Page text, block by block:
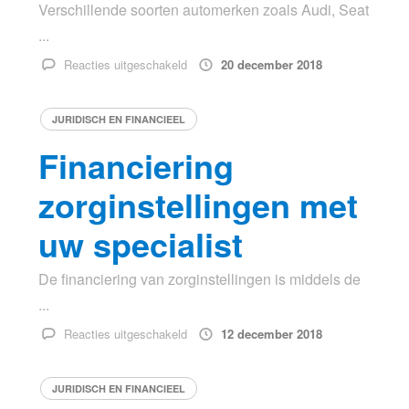
zo
Verschillende soorten automerken zoals Audi, Seat
...
Reacties uitgeschakeldvoor
TFSI
20 december 2018
JURIDISCH EN FINANCIEEL
Financiering
zorginstellingen met
uw specialist
De financiering van zorginstellingen is middels de
...
Reacties uitgeschakeldvoor
met
12 december 2018
JURIDISCH EN FINANCIEEL